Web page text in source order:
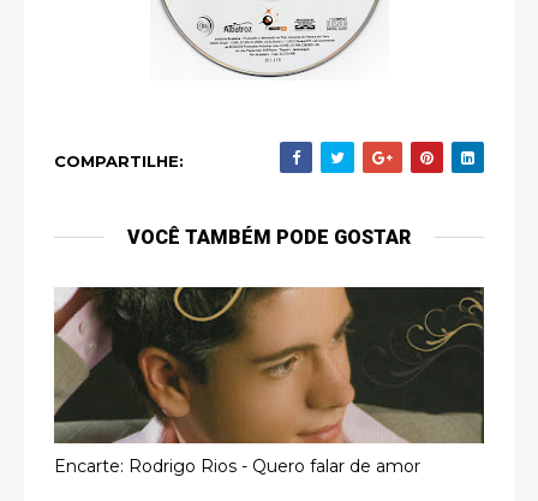
COMPARTILHE:
VOCÊ TAMBÉM PODE GOSTAR
Encarte: Rodrigo Rios - Quero falar de amor